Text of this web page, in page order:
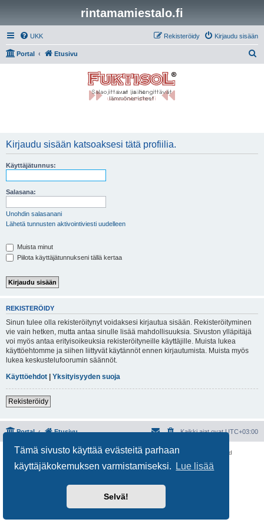
Tämä sivusto käyttää evästeitä parhaan
käyttäjäkokemuksen varmistamiseksi.
Lue lisää
Selvä!
rintamamiestalo.fi
UKK Kirjaudu sisään
Rekisteröidy
Portal Etusivu
Kirjaudu sisään katsoaksesi tätä profiilia.
Käyttäjätunnus:
Salasana:
Unohdin salasanani
Lähetä tunnusten aktivointiviesti uudelleen
Muista minut
Piilota käyttäjätunnukseni tällä kertaa
REKISTERÖIDY
Sinun tulee olla rekisteröitynyt voidaksesi kirjautua sisään. Rekisteröityminen
vie vain hetken, mutta antaa sinulle lisää mahdollisuuksia. Sivuston ylläpitäjä
voi myös antaa erityisoikeuksia rekisteröityneille käyttäjille. Muista lukea
käyttöehtomme ja siihen liittyvät käytännöt ennen kirjautumista. Muista myös
lukea keskustelufoorumin säännöt.
Käyttöehdot | Yksityisyyden suoja
Rekisteröidy
Portal Etusivu Kaikki ajat ovatUTC+03:00
Keskustelufoorumin ohjelmistophpBB® Forum Software © phpBB Limited
Käännös: phpBB Suomi (lurttinen, harritapio, Pettis)